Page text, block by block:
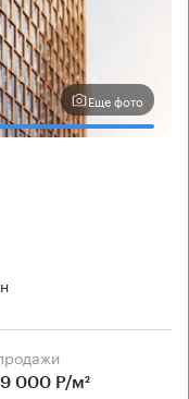
Еще фото
000 Р/м²